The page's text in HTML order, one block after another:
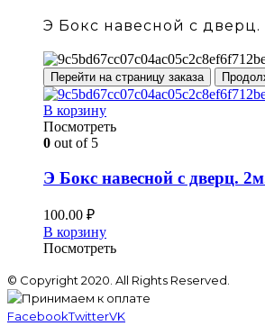
Э Бокс навесной с дверц.
Перейти на страницу заказа
В корзину
Посмотреть
0 out of 5
Э Бокс навесной с дверц.
100.00 ₽
В корзину
Посмотреть
© Copyright 2020. All Rights Reserved.
FacebookTwitterVK